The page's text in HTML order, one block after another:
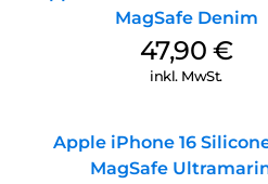
MagSafe Denim
47,90 €
inkl. MwSt.
Apple iPhone 16
MagSafe